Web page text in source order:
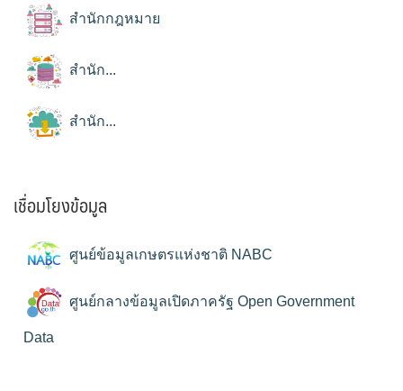
สำนักกฎหมาย
สำนัก...
สำนัก...
เชื่อมโยงข้อมูล
ศูนย์ข้อมูลเกษตรแห่งชาติ NABC
ศูนย์กลางข้อมูลเปิดภาครัฐ Open Government
Data